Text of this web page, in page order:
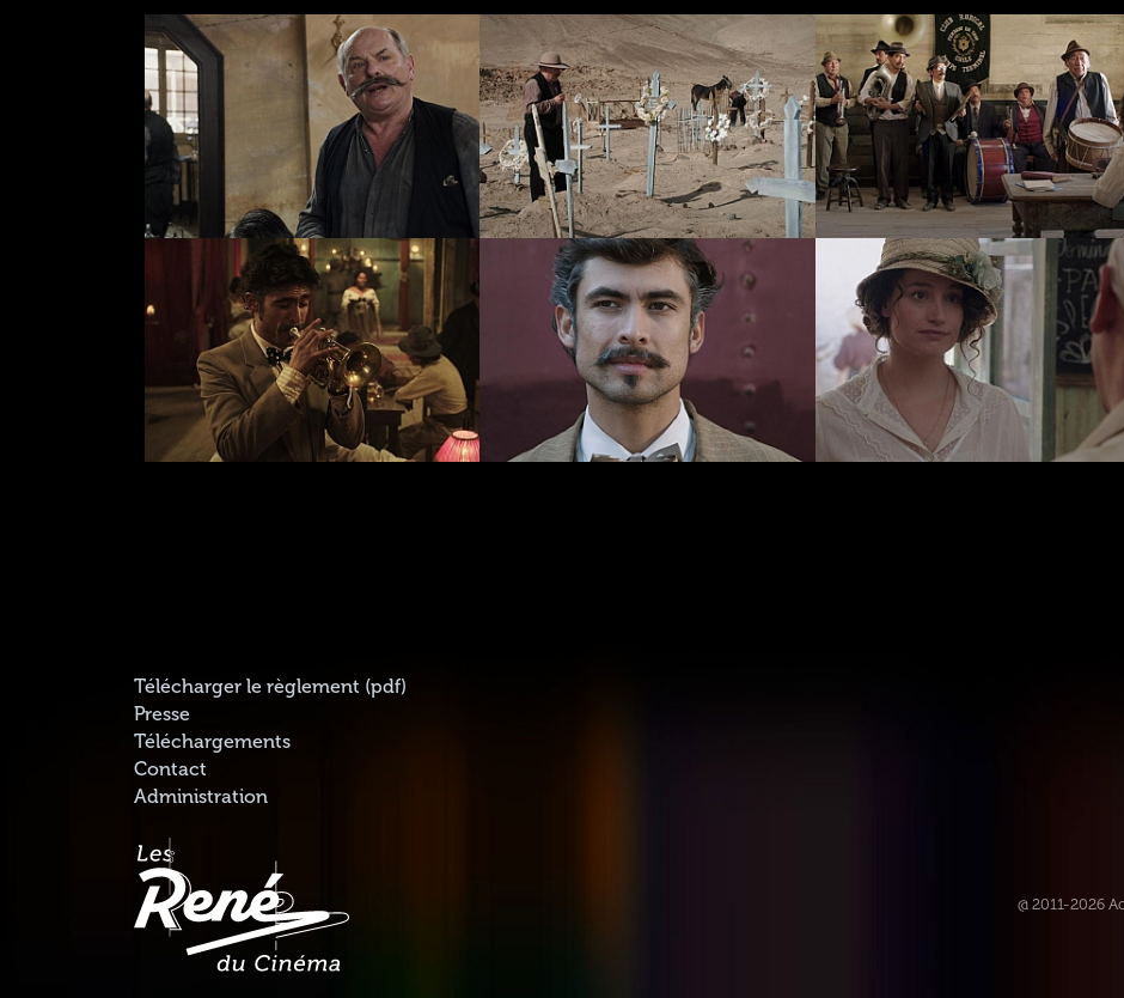
Télécharger le règlement (pdf)
Presse
Téléchargements
Contact
Administration
@ 2011-2026